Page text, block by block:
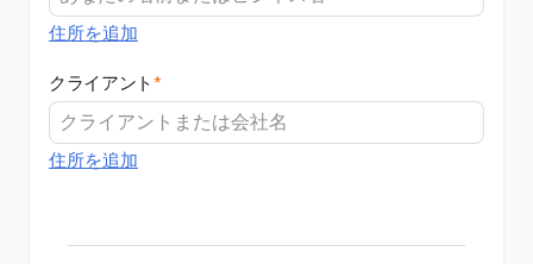
住所を追加
クライアント*
住所を追加